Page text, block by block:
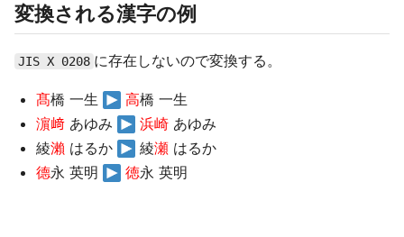
変換される漢字の例
JIS X 0208 に存在しないので変換する。
髙橋 一生 高橋 一生
濵﨑 あゆみ 浜崎 あゆみ
綾瀨 はるか 綾瀬 はるか
德永 英明 徳永 英明